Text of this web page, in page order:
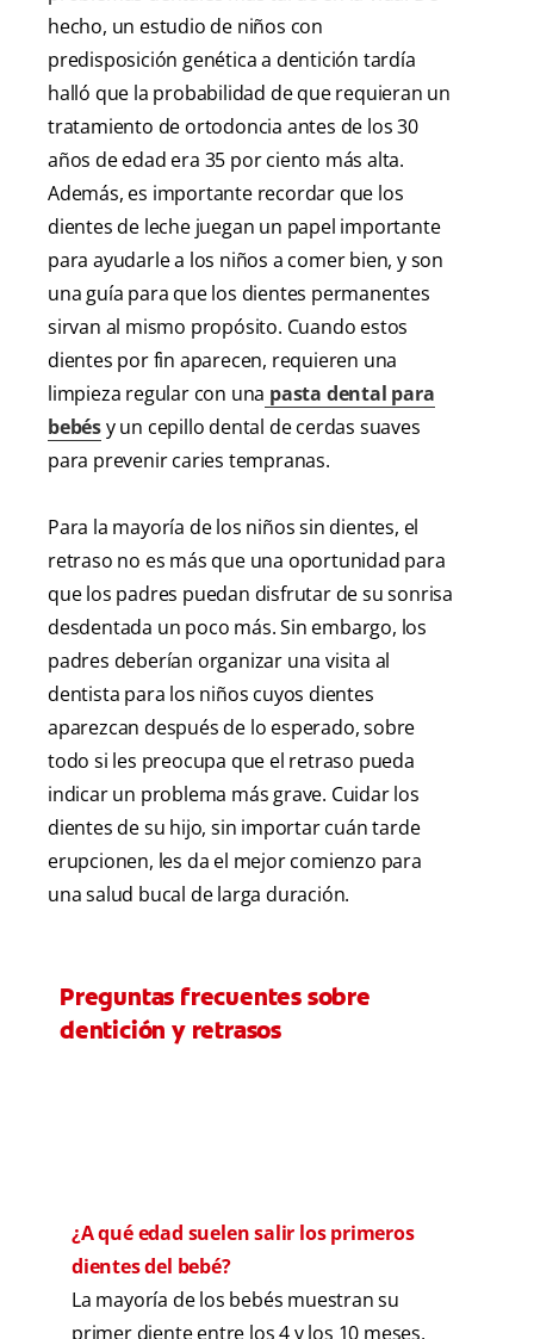
hecho, un estudio de niños con
predisposición genética a dentición tardía
halló que la probabilidad de que requieran un
tratamiento de ortodoncia antes de los 30
años de edad era 35 por ciento más alta.
Además, es importante recordar que los
dientes de leche juegan un papel importante
para ayudarle a los niños a comer bien, y son
una guía para que los dientes permanentes
sirvan al mismo propósito. Cuando estos
dientes por fin aparecen, requieren una
limpieza regular con una pasta dental para
bebésy un cepillo dental de cerdas suaves
para prevenir caries tempranas.
Para la mayoría de los niños sin dientes, el
retraso no es más que una oportunidad para
que los padres puedan disfrutar de su sonrisa
desdentada un poco más. Sin embargo, los
padres deberían organizar una visita al
dentista para los niños cuyos dientes
aparezcan después de lo esperado, sobre
todo si les preocupa que el retraso pueda
indicar un problema más grave. Cuidar los
dientes de su hijo, sin importar cuán tarde
erupcionen, les da el mejor comienzo para
una salud bucal de larga duración.
Preguntas frecuentes sobre
dentición y retrasos
¿A qué edad suelen salir los primeros
dientes del bebé?
La mayoría de los bebés muestran su
primer diente entre los 4 y los 10 meses,